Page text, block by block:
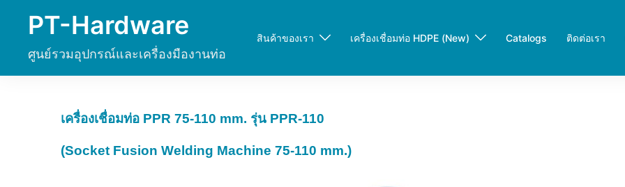
PT-Hardware
ศูนย์รวมอุปกรณ์และเครื่องมืองานท่อ
สินค้าของเรา เครื่องเชื่อมท่อ HDPE (New) Catalogs ติดต่อเรา
เครื่องเชื่อมท่อ PPR 75-110 mm. รุ่น PPR-110
(Socket Fusion Welding Machine 75-110 mm.)